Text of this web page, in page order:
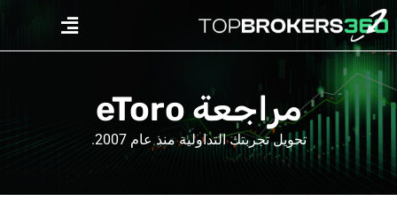
Skip
to
content
Menu
مراجعة eToro
تحويل تجربتك التداولية منذ عام 2007.